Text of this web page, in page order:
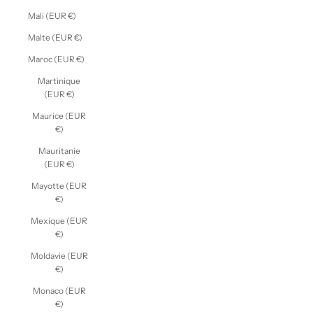
Mali (EUR €)
Malte (EUR €)
Maroc (EUR €)
Martinique
(EUR €)
Maurice (EUR
€)
Mauritanie
(EUR €)
Mayotte (EUR
€)
Mexique (EUR
€)
Moldavie (EUR
€)
Monaco (EUR
€)